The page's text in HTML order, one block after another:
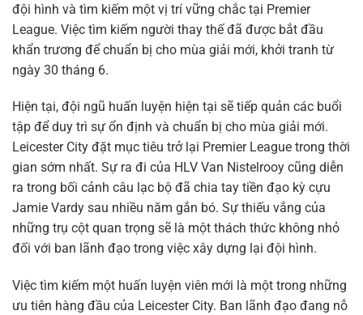
đội hình và tìm kiếm một vị trí vững chắc tại Premier
League. Việc tìm kiếm người thay thế đã được bắt đầu
khẩn trương để chuẩn bị cho mùa giải mới, khởi tranh từ
ngày 30 tháng 6.
Hiện tại, đội ngũ huấn luyện hiện tại sẽ tiếp quản các buổi
tập để duy trì sự ổn định và chuẩn bị cho mùa giải mới.
Leicester City đặt mục tiêu trở lại Premier League trong thời
gian sớm nhất. Sự ra đi của HLV Van Nistelrooy cũng diễn
ra trong bối cảnh câu lạc bộ đã chia tay tiền đạo kỳ cựu
Jamie Vardy sau nhiều năm gắn bó. Sự thiếu vắng của
những trụ cột quan trọng sẽ là một thách thức không nhỏ
đối với ban lãnh đạo trong việc xây dựng lại đội hình.
Việc tìm kiếm một huấn luyện viên mới là một trong những
ưu tiên hàng đầu của Leicester City. Ban lãnh đạo đang nỗ